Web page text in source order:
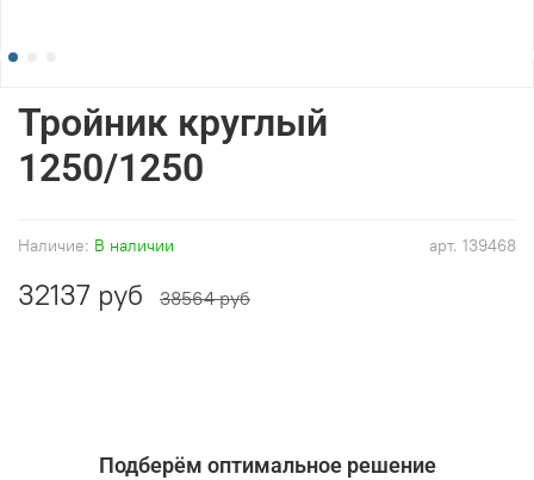
арт. 139468
Наличие: В наличии
Тройник круглый
1250/1250
32137 руб 38564 руб
Подберём оптимальное решение